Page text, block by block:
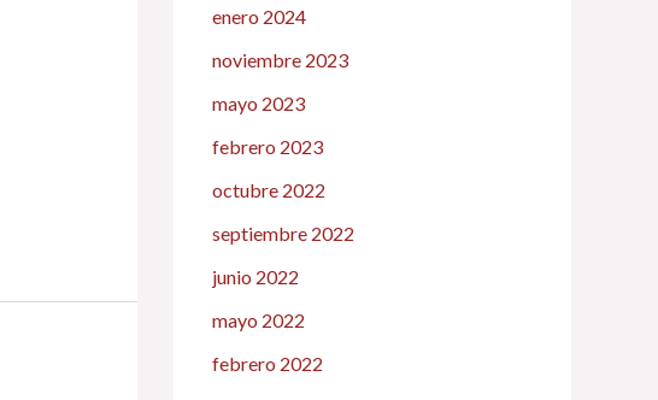
enero 2024
noviembre 2023
mayo 2023
febrero 2023
octubre 2022
septiembre 2022
junio 2022
mayo 2022
febrero 2022